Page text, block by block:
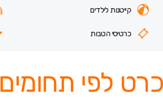
קייטנות לילדים
כרטיסי הטבות
לפי תחומים